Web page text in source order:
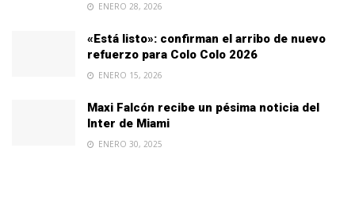
ENERO 28, 2026
«Está listo»: confirman el arribo de nuevo
refuerzo para Colo Colo 2026
ENERO 15, 2026
Maxi Falcón recibe un pésima noticia del
Inter de Miami
ENERO 30, 2025